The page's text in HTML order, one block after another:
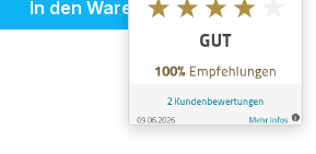
In den Warenkorb